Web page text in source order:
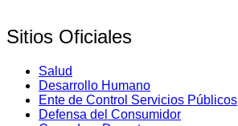
Sitios Oficiales
Salud
Desarrollo Humano
Ente de Control Servicios Públicos
Defensa del Consumidor